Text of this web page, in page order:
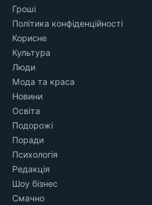
Гроші
Політика конфіденційності
Корисне
Культура
Люди
Мода та краса
Новини
Освіта
Подорожі
Поради
Психологія
Редакція
Шоу бізнес
Смачно